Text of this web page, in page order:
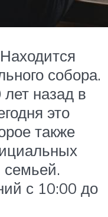
собора.
назад в
это
также
семьей.
с 10:00 до